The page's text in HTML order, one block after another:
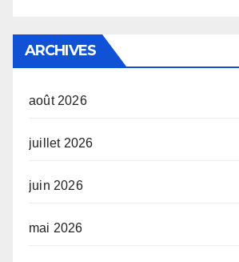
ARCHIVES
août 2026
juillet 2026
juin 2026
mai 2026